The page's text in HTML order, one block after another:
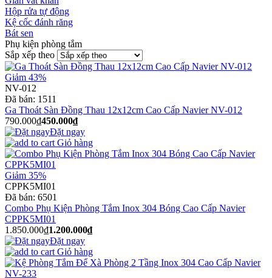
Hộp rửa tự động
Kệ cốc đánh răng
Bát sen
Phụ kiện phòng tắm
Sắp xếp theo
Giảm 43%
NV-012
Đã bán: 1511
Ga Thoát Sàn Đồng Thau 12x12cm Cao Cấp Navier NV-012
790.000₫450.000₫
Đặt ngay
Giỏ hàng
Giảm 35%
CPPK5MI01
Đã bán: 6501
Combo Phụ Kiện Phòng Tắm Inox 304 Bóng Cao Cấp Navier
CPPK5MI01
1.850.000₫1.200.000₫
Đặt ngay
Giỏ hàng